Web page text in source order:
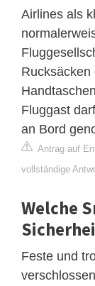
Airlines als
Rucksäcken
Fluggast
an Bord
Antrag auf
vollständige
Welche
Feste und